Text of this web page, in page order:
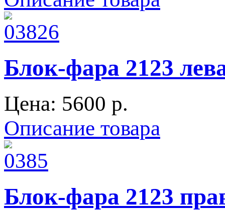
Блок-фара 2123
Цена: 5600 p.
Описание товара
Блок-фара 2123